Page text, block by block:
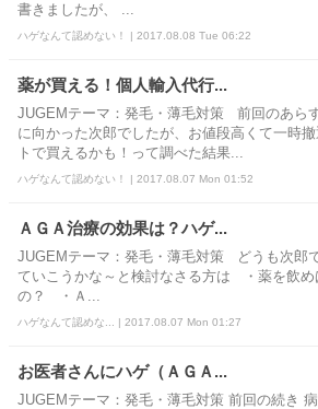
書きましたが、 ...
ハゲなんて認めない！ | 2017.08.08 Tue 06:22
薬が買える！個人輸入代行...
JUGEMテーマ：発毛・薄毛対策 前回のあら
に向かった次郎でしたが、お値段高くて一時
トで買えるかも！って調べた結果...
ハゲなんて認めない！ | 2017.08.07 Mon 01:52
ＡＧＡ治療の効果は？ハゲ...
JUGEMテーマ：発毛・薄毛対策 どうも次郎
ていこうかな～と検討なさる方は ・薬を飲め
の？ ・Ａ...
ハゲなんて認めな... | 2017.08.07 Mon 01:27
お医者さんにハゲ（ＡＧＡ...
JUGEMテーマ：発毛・薄毛対策 前回の続き